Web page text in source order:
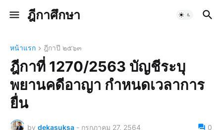
ฎีกาศึกษา
หน้าแรก ฎีกาปี ๒๕๖๓
ฎีกาที่ 1270/2563 บัญชีระบุ
พยานคดีอาญา กำหนดเวลาการ
ยื่น
by dekasuksa - กรกฎาคม 27, 2564 0